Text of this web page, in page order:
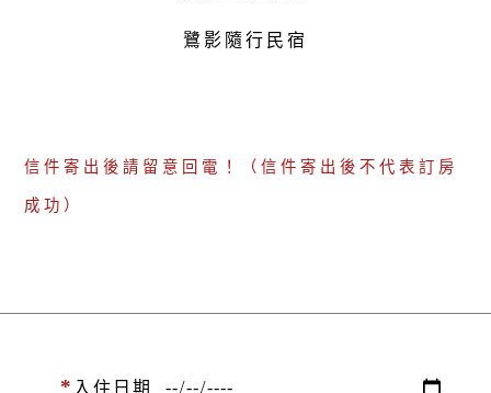
鷺影隨行民宿
信件寄出後請留意回電！（信件寄出後不代表訂房
成功）
* 入住日期